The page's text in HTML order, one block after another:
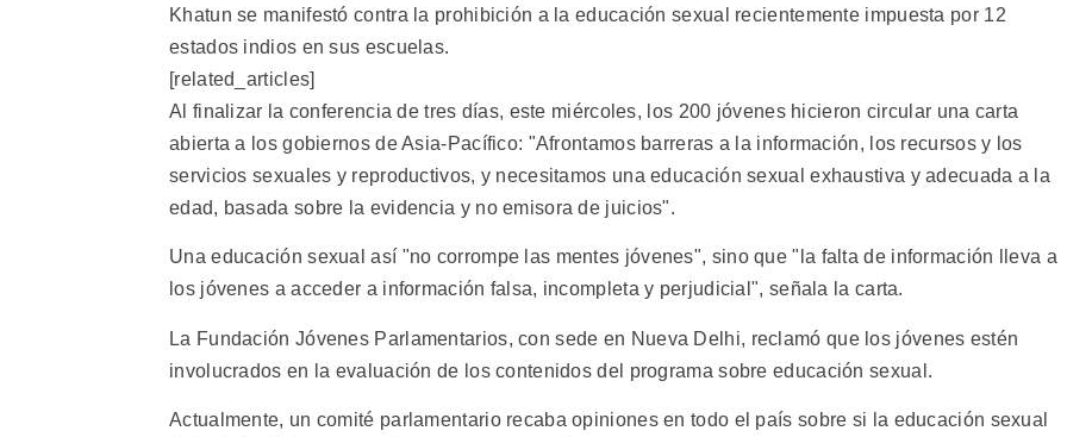
Khatun se manifestó contra la prohibición a la educación sexual recientemente impuesta por 12
estados indios en sus escuelas.
[related_articles]
Al finalizar la conferencia de tres días, este miércoles, los 200 jóvenes hicieron circular una carta
abierta a los gobiernos de Asia-Pacífico: "Afrontamos barreras a la información, los recursos y los
servicios sexuales y reproductivos, y necesitamos una educación sexual exhaustiva y adecuada a la
edad, basada sobre la evidencia y no emisora de juicios".
Una educación sexual así "no corrompe las mentes jóvenes", sino que "la falta de información lleva a
los jóvenes a acceder a información falsa, incompleta y perjudicial", señala la carta.
La Fundación Jóvenes Parlamentarios, con sede en Nueva Delhi, reclamó que los jóvenes estén
involucrados en la evaluación de los contenidos del programa sobre educación sexual.
Actualmente, un comité parlamentario recaba opiniones en todo el país sobre si la educación sexual